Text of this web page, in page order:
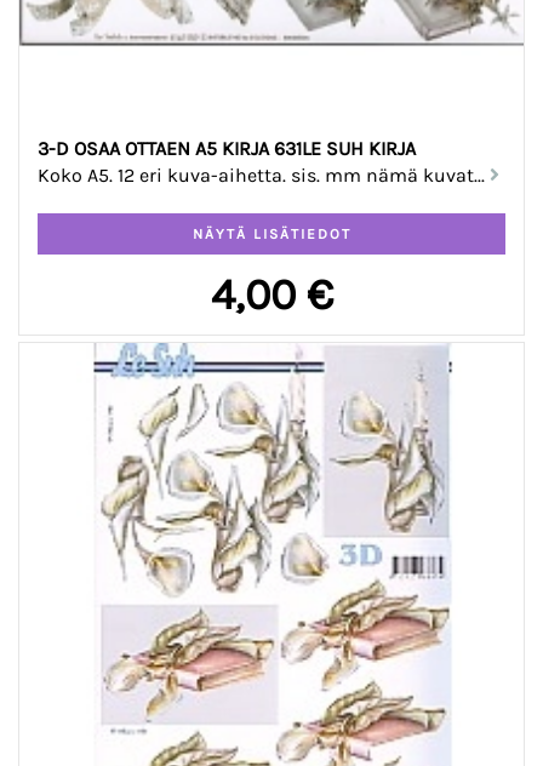
3-D OSAA OTTAEN A5 KIRJA 631LE SUH KIRJA
Koko A5. 12 eri kuva-aihetta. sis. mm nämä kuvat...
4,00 €